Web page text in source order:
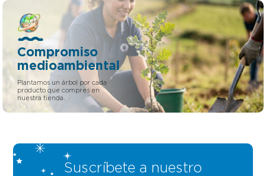
Compromiso
medioambiental
Plantamos un árbol por cada
producto que compres en
nuestra tienda.
Suscríbete a nuestro